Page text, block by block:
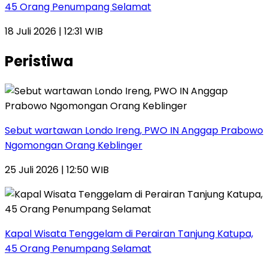
45 Orang Penumpang Selamat
18 Juli 2026 | 12:31 WIB
Peristiwa
Sebut wartawan Londo Ireng, PWO IN Anggap Prabowo
Ngomongan Orang Keblinger
25 Juli 2026 | 12:50 WIB
Kapal Wisata Tenggelam di Perairan Tanjung Katupa,
45 Orang Penumpang Selamat